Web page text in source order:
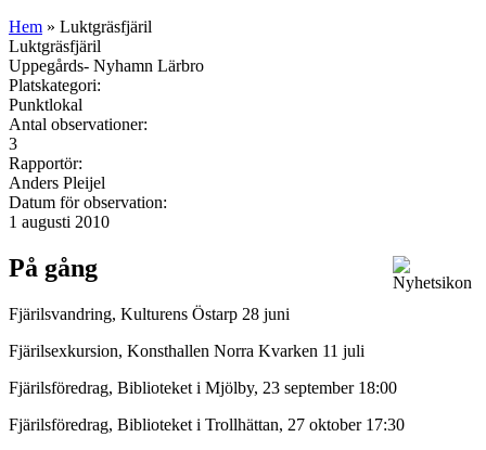
Hem » Luktgräsfjäril
Luktgräsfjäril
Uppegårds- Nyhamn Lärbro
Platskategori:
Punktlokal
Antal observationer:
3
Rapportör:
Anders Pleijel
Datum för observation:
1 augusti 2010
På gång
Fjärilsvandring, Kulturens Östarp 28 juni
Fjärilsexkursion, Konsthallen Norra Kvarken 11 juli
Fjärilsföredrag, Biblioteket i Mjölby, 23 september 18:00
Fjärilsföredrag, Biblioteket i Trollhättan, 27 oktober 17:30